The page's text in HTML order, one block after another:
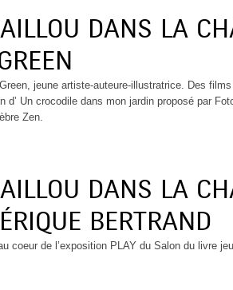
DANS LA
jeune artiste-auteure-illustratrice. Des
d’ Un crocodile dans mon jardin proposé par
Zen.
DANS LA
BERTRAND
coeur de l’exposition PLAY du Salon du livre